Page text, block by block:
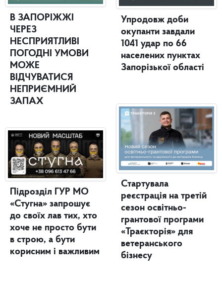
В ЗАПОРІЖЖІ
ЧЕРЕЗ
НЕСПРИЯТЛИВІ
ПОГОДНІ УМОВИ
МОЖЕ
ВІДЧУВАТИСЯ
НЕПРИЄМНИЙ
ЗАПАХ
Підрозділ ГУР МО
«Стугна» запрошує
до своїх лав тих, хто
хоче не просто бути
в строю, а бути
корисним і важливим
Упродовж доби
окупанти завдали
1041 удар по 66
населених пунктах
Запорізької області
Стартувала
реєстрація на третій
сезон освітньо-
грантової програми
«Траєкторія» для
ветеранського
бізнесу